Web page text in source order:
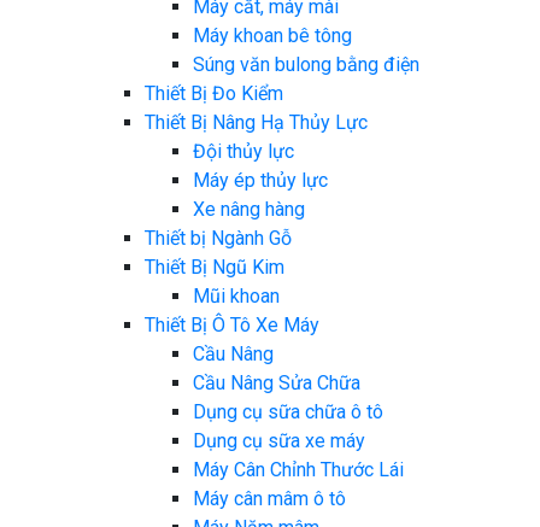
Máy cắt, máy mài
Máy khoan bê tông
Súng văn bulong bằng điện
Thiết Bị Đo Kiểm
Thiết Bị Nâng Hạ Thủy Lực
Đội thủy lực
Máy ép thủy lực
Xe nâng hàng
Thiết bị Ngành Gỗ
Thiết Bị Ngũ Kim
Mũi khoan
Thiết Bị Ô Tô Xe Máy
Cầu Nâng
Cầu Nâng Sửa Chữa
Dụng cụ sữa chữa ô tô
Dụng cụ sữa xe máy
Máy Cân Chỉnh Thước Lái
Máy cân mâm ô tô